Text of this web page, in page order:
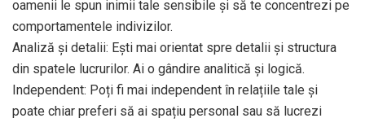
oamenii le spun inimii tale sensibile și să te concentrezi pe
comportamentele indivizilor.
Analiză și detalii: Ești mai orientat spre detalii și structura
din spatele lucrurilor. Ai o gândire analitică și logică.
Independent: Poți fi mai independent în relațiile tale și
poate chiar preferi să ai spațiu personal sau să lucrezi